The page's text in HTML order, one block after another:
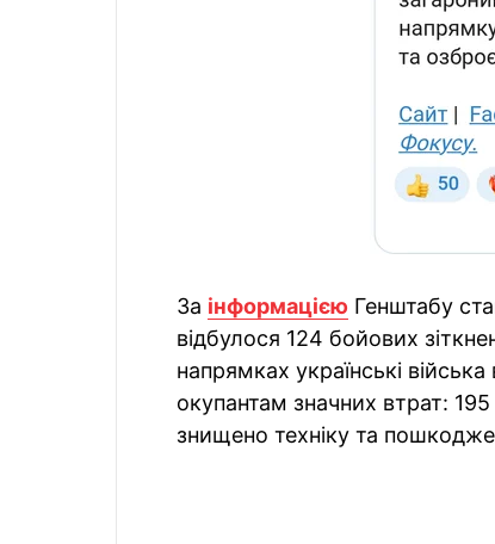
За інформацією Генштабу
відбулося 124 бойових
напрямках українські
окупантам значних втрат:
знищено техніку та